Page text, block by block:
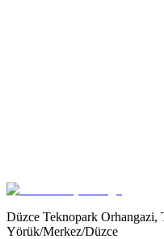
Google Play
Düzce Teknopark
Yörük/Merkez/Düzce